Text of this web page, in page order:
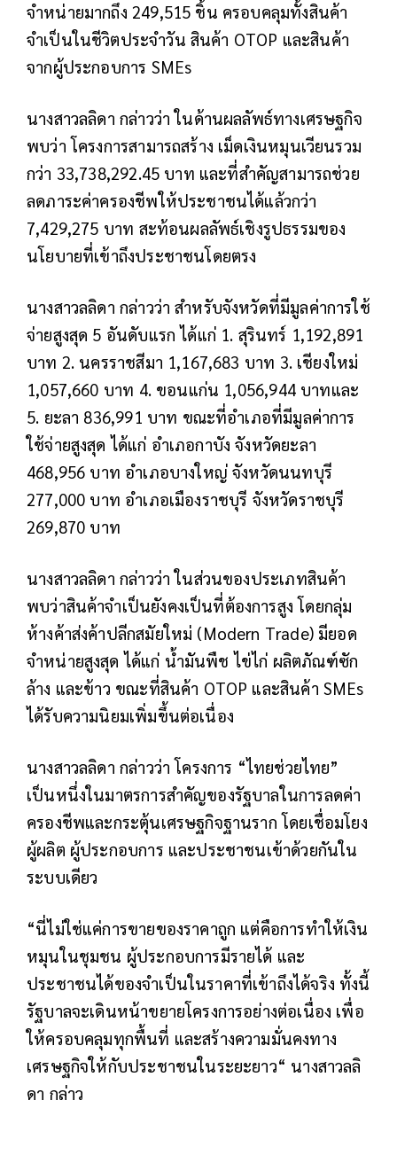
จำหน่ายมากถึง 249,515 ชิ้น ครอบคลุมทั้งสินค้า
จำเป็นในชีวิตประจำวัน สินค้า OTOP และสินค้า
จากผู้ประกอบการ SMEs
นางสาวลลิดา กล่าวว่า ในด้านผลลัพธ์ทางเศรษฐกิจ
พบว่า โครงการสามารถสร้าง เม็ดเงินหมุนเวียนรวม
กว่า 33,738,292.45 บาท และที่สำคัญสามารถช่วย
ลดภาระค่าครองชีพให้ประชาชนได้แล้วกว่า
7,429,275 บาท สะท้อนผลลัพธ์เชิงรูปธรรมของ
นโยบายที่เข้าถึงประชาชนโดยตรง
นางสาวลลิดา กล่าวว่า สำหรับจังหวัดที่มีมูลค่าการใช้
จ่ายสูงสุด 5 อันดับแรก ได้แก่ 1. สุรินทร์ 1,192,891
บาท 2. นครราชสีมา 1,167,683 บาท 3. เชียงใหม่
1,057,660 บาท 4. ขอนแก่น 1,056,944 บาทและ
5. ยะลา 836,991 บาท ขณะที่อำเภอที่มีมูลค่าการ
ใช้จ่ายสูงสุด ได้แก่ อำเภอกาบัง จังหวัดยะลา
468,956 บาท อำเภอบางใหญ่ จังหวัดนนทบุรี
277,000 บาท อำเภอเมืองราชบุรี จังหวัดราชบุรี
269,870 บาท
นางสาวลลิดา กล่าวว่า ในส่วนของประเภทสินค้า
พบว่าสินค้าจำเป็นยังคงเป็นที่ต้องการสูง โดยกลุ่ม
ห้างค้าส่งค้าปลีกสมัยใหม่ (Modern Trade) มียอด
จำหน่ายสูงสุด ได้แก่ น้ำมันพืช ไข่ไก่ ผลิตภัณฑ์ซัก
ล้าง และข้าว ขณะที่สินค้า OTOP และสินค้า SMEs
ได้รับความนิยมเพิ่มขึ้นต่อเนื่อง
นางสาวลลิดา กล่าวว่า โครงการ “ไทยช่วยไทย”
เป็นหนึ่งในมาตรการสำคัญของรัฐบาลในการลดค่า
ครองชีพและกระตุ้นเศรษฐกิจฐานราก โดยเชื่อมโยง
ผู้ผลิต ผู้ประกอบการ และประชาชนเข้าด้วยกันใน
ระบบเดียว
“นี่ไม่ใช่แค่การขายของราคาถูก แต่คือการทำให้เงิน
หมุนในชุมชน ผู้ประกอบการมีรายได้ และ
ประชาชนได้ของจำเป็นในราคาที่เข้าถึงได้จริง ทั้งนี้
รัฐบาลจะเดินหน้าขยายโครงการอย่างต่อเนื่อง เพื่อ
ให้ครอบคลุมทุกพื้นที่ และสร้างความมั่นคงทาง
เศรษฐกิจให้กับประชาชนในระยะยาว“ นางสาวลลิ
ดา กล่าว